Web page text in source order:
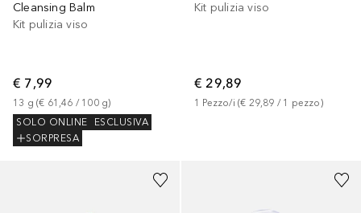
Cleansing Balm
Kit pulizia viso
€ 7,99
13 g (€ 61,46 / 100 g)
SOLO ONLINE
ESCLUSIVA
SORPRESA
Kit pulizia viso
€ 29,89
1 Pezzo/i (€ 29,89 / 1 pezzo)